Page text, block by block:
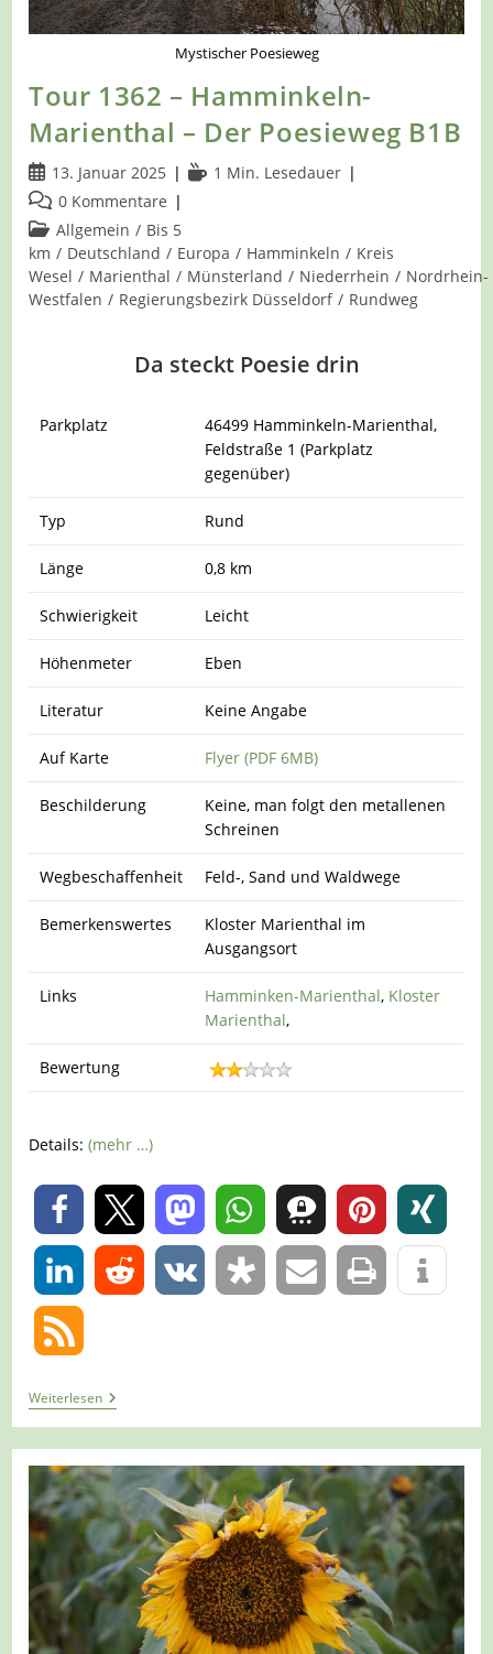
Mystischer Poesieweg
Tour 1362 – Hamminkeln-
Marienthal – Der Poesieweg B1B
Beitrag
veröffentlicht:
13. Januar 2025 Lesedauer:
1 Min. Lesedauer
Beitrags-
Kommentare:
0 Kommentare
Beitrags-
Kategorie:
Allgemein / Bis 5
km / Deutschland / Europa / Hamminkeln / Kreis
Wesel / Marienthal / Münsterland / Niederrhein / Nordrhein-
Westfalen / Regierungsbezirk Düsseldorf / Rundweg
Da steckt Poesie drin
Parkplatz
46499 Hamminkeln-Marienthal,
Feldstraße 1 (Parkplatz
gegenüber)
Typ Rund
Länge 0,8 km
Schwierigkeit Leicht
Höhenmeter Eben
Literatur Keine Angabe
Auf Karte Flyer (PDF 6MB)
Beschilderung
Keine, man folgt den metallenen
Schreinen
Wegbeschaffenheit Feld-, Sand und Waldwege
Bemerkenswertes
Kloster Marienthal im
Ausgangsort
Links Hamminken-Marienthal, Kloster
Marienthal,
Bewertung
Details:(mehr …)
0
0
WeiterlesenTour
1362
–
Hamminkeln-
Marienthal
–
Der
Poesieweg
B1B